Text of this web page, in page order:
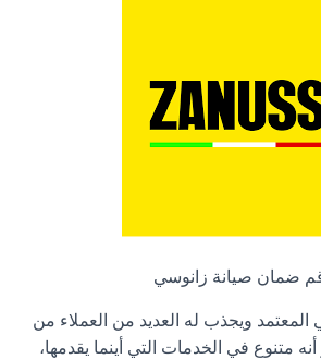
ضمان صيانة زانوسي
ويجذب له العديد من العملاء من
متنوع في الخدمات التي أينما يقدمها،